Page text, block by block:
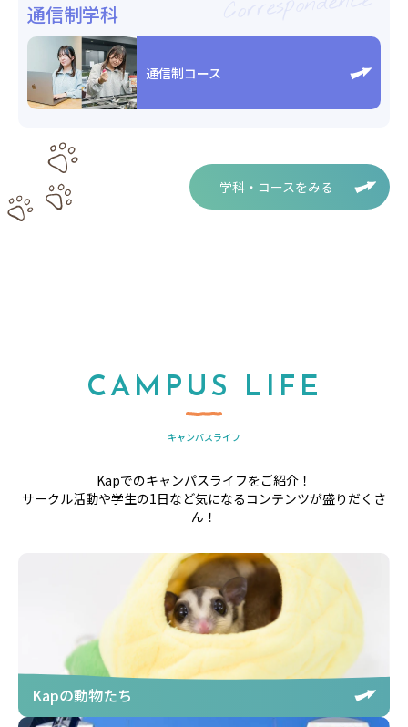
通信制学科
通信制コース
学科・コースをみる
CAMPUS LIFE
キャンパスライフ
Kapでのキャンパスライフをご紹介！
サークル活動や学生の1日など気になるコンテンツが盛りだくさ
ん！
Kapの動物たち